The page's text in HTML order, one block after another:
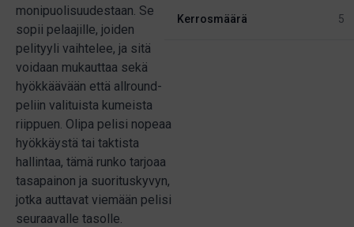
monipuolisuudestaan. Se
sopii pelaajille, joiden
pelityyli vaihtelee, ja sitä
voidaan mukauttaa sekä
hyökkäävään että allround-
peliin valituista kumeista
riippuen. Olipa pelisi nopeaa
hyökkäystä tai taktista
hallintaa, tämä runko tarjoaa
tasapainon ja suorituskyvyn,
jotka auttavat viemään pelisi
seuraavalle tasolle.
Kerrosmäärä 5